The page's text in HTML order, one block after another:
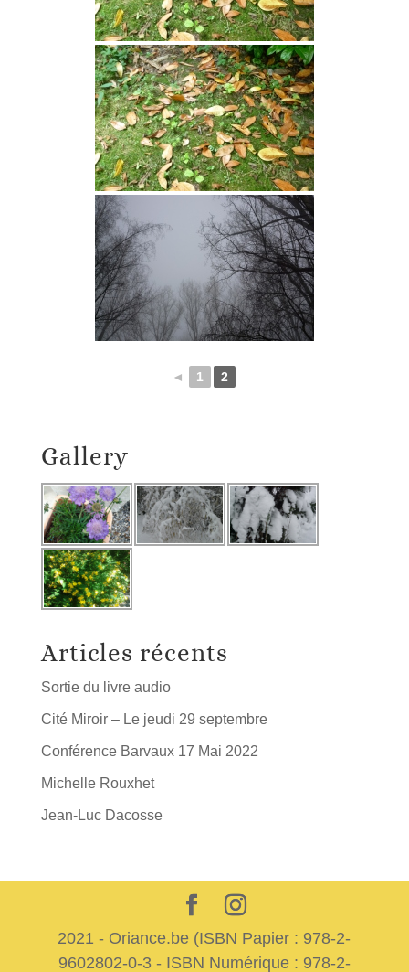
◄ 1 2
Gallery
Articles récents
Sortie du livre audio
Cité Miroir – Le jeudi 29 septembre
Conférence Barvaux 17 Mai 2022
Michelle Rouxhet
Jean-Luc Dacosse
2021 - Oriance.be (ISBN Papier : 978-2-
9602802-0-3 - ISBN Numérique : 978-2-